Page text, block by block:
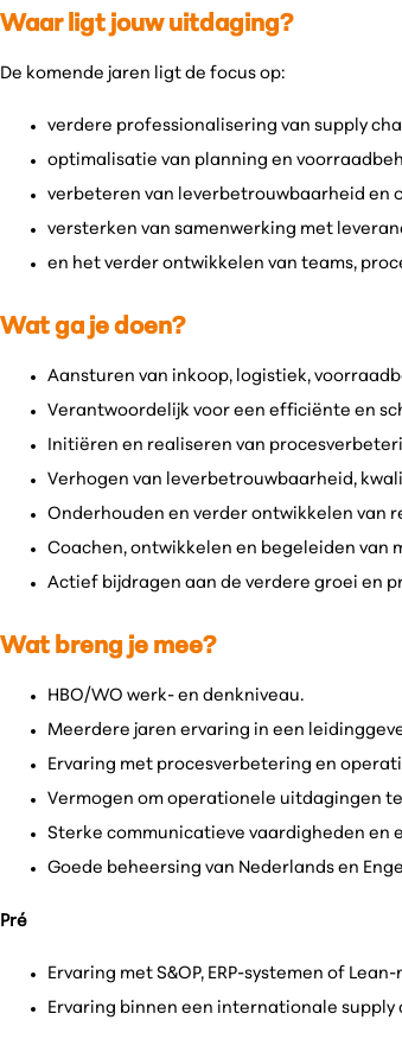
Waar ligt jouw uitdaging?
De komende jaren ligt de focus op:
verdere professionalisering van supply
optimalisatie van planning en
verbeteren van leverbetrouwbaarheid en
versterken van samenwerking met
en het verder ontwikkelen van teams,
Wat ga je doen?
Aansturen van inkoop, logistiek,
Verantwoordelijk voor een efficiënte en
Initiëren en realiseren van
Verhogen van leverbetrouwbaarheid,
Onderhouden en verder ontwikkelen van
Coachen, ontwikkelen en begeleiden van
Actief bijdragen aan de verdere groei en
Wat breng je mee?
HBO/WO werk- en denkniveau.
Meerdere jaren ervaring in een
Ervaring met procesverbetering en
Vermogen om operationele uitdagingen
Sterke communicatieve vaardigheden en
Goede beheersing van Nederlands en
Pré
Ervaring met S&OP, ERP-systemen of
Ervaring binnen een internationale supply